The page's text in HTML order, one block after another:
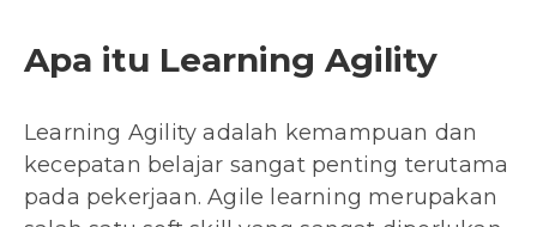
Apa itu Learning Agility
Learning Agility adalah kemampuan dan
kecepatan belajar sangat penting terutama
pada pekerjaan. Agile learning merupakan